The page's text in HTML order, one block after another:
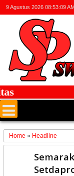
9 Agustus 2026 08:53:10
Home » Headline